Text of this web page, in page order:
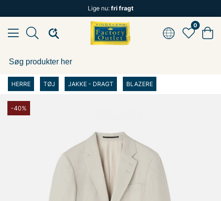
Lige nu: fri fragt
0
HERRE TØJ JAKKE - DRAGT BLAZERE
-40%